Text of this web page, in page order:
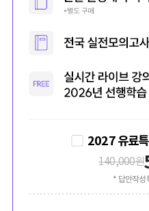
2027 유료
140,000원
* 답안작성